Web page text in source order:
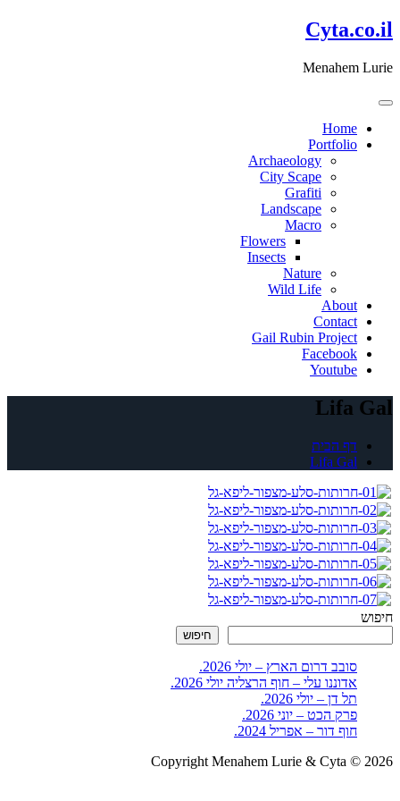
דלג
לתוכן
Cyta.co.il
Menahem Lurie
Home
Portfolio
Archaeology
City Scape
Grafiti
Landscape
Macro
Flowers
Insects
Nature
Wild Life
About
Contact
Gail Rubin Project
Facebook
Youtube
Lifa Gal
דף הבית
Lifa Gal
חיפוש
חיפוש
סובב דרום הארץ – יולי 2026.
אדוננו עלי – חוף הרצליה יולי 2026.
תל דן – יולי 2026.
פרק הכט – יוני 2026.
חוף דור – אפריל 2024.
Copyright Menahem Lurie & Cyta © 2026